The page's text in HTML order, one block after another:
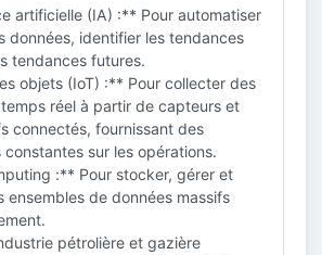
artificielle (IA) :** Pour automatiser
données, identifier les tendances
tendances futures.
objets (IoT) :** Pour collecter des
réel à partir de capteurs et
connectés, fournissant des
constantes sur les opérations.
:** Pour stocker, gérer et
ensembles de données massifs
pétrolière et gazière